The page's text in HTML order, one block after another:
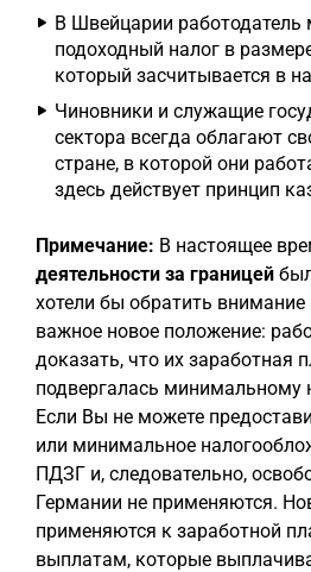
В Швейцарии работодатель
подоходный налог в
который засчитывается в
Чиновники и служащие
сектора всегда облагают
стране, в которой они
здесь действует принцип
Примечание: В настоящее
деятельности за границей
хотели бы обратить внимание
важное новое положение:
доказать, что их заработная
подвергалась минимальному
Если Вы не можете
или минимальное
ПДЗГ и, следовательно,
Германии не применяются.
применяются к заработной
выплатам, которые